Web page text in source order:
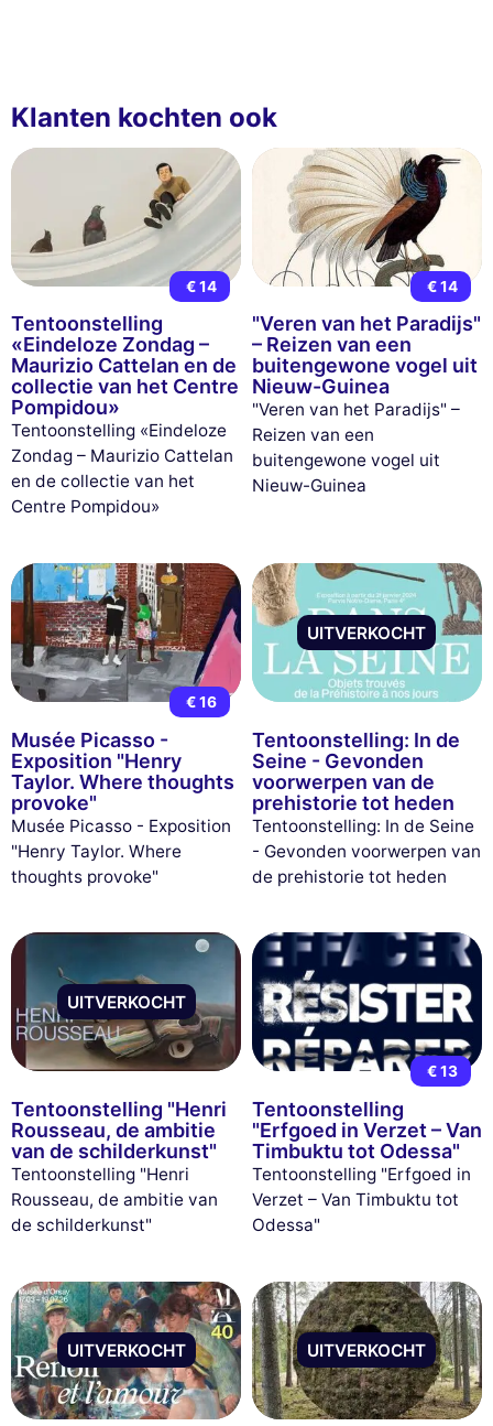
Klanten kochten ook
€ 14
Tentoonstelling
«Eindeloze Zondag –
Maurizio Cattelan en de
collectie van het Centre
Pompidou»
Tentoonstelling «Eindeloze
Zondag – Maurizio Cattelan
en de collectie van het
Centre Pompidou»
€ 14
"Veren van het Paradijs"
– Reizen van een
buitengewone vogel uit
Nieuw-Guinea
"Veren van het Paradijs" –
Reizen van een
buitengewone vogel uit
Nieuw-Guinea
€ 16
Musée Picasso -
Exposition "Henry
Taylor. Where thoughts
provoke"
Musée Picasso - Exposition
"Henry Taylor. Where
thoughts provoke"
UITVERKOCHT
Tentoonstelling: In de
Seine - Gevonden
voorwerpen van de
prehistorie tot heden
Tentoonstelling: In de Seine
- Gevonden voorwerpen van
de prehistorie tot heden
UITVERKOCHT
Tentoonstelling "Henri
Rousseau, de ambitie
van de schilderkunst"
Tentoonstelling "Henri
Rousseau, de ambitie van
de schilderkunst"
€ 13
Tentoonstelling
"Erfgoed in Verzet – Van
Timbuktu tot Odessa"
Tentoonstelling "Erfgoed in
Verzet – Van Timbuktu tot
Odessa"
UITVERKOCHT UITVERKOCHT